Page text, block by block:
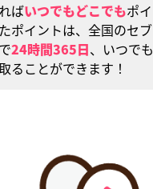
ばいつでもどこでもポイ
ポイントは、全国のセブ
24時間365日、いつでも
ることができます！